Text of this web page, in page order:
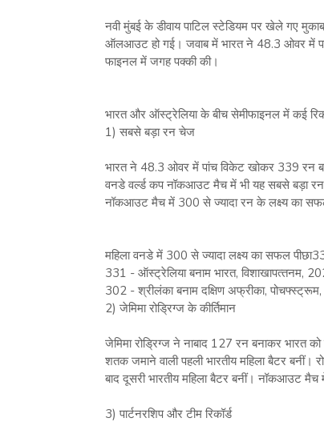
नवी मुंबई के डीवाय पाटिल स्‍टेडियम पर खेले गए
ऑलआउट हो गई। जवाब में भारत ने 48.3 ओवर में
फाइनल में जगह पक्‍की की।
भारत और ऑस्‍ट्रेलिया के बीच सेमीफाइनल में कई
1) सबसे बड़ा रन चेज
भारत ने 48.3 ओवर में पांच विकेट खोकर 339 रन
वनडे वर्ल्‍ड कप नॉकआउट मैच में भी यह सबसे बड़ा
नॉकआउट मैच में 300 से ज्‍यादा रन के लक्ष्‍य का सफल
महिला वनडे में 300 से ज्‍यादा लक्ष्‍य का सफल
331 - ऑस्‍ट्रेलिया बनाम भारत, विशाखापत्‍तनम,
302 - श्रीलंका बनाम दक्षिण अफ्रीका,
2) जेमिमा रोड्रिग्‍ज के कीर्तिमान
जेमिमा रोड्रिग्‍ज ने नाबाद 127 रन बनाकर भारत
शतक जमाने वाली पहली भारतीय महिला बैटर
बाद दूसरी भारतीय महिला बैटर बनीं। नॉकआउट मैच
3) पार्टनरशिप और टीम रिकॉर्ड